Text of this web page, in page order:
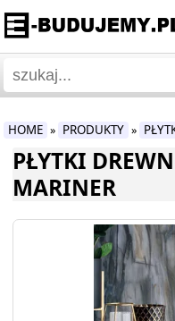
HOME » PRODUKTY »
PŁYTKI
MARINER